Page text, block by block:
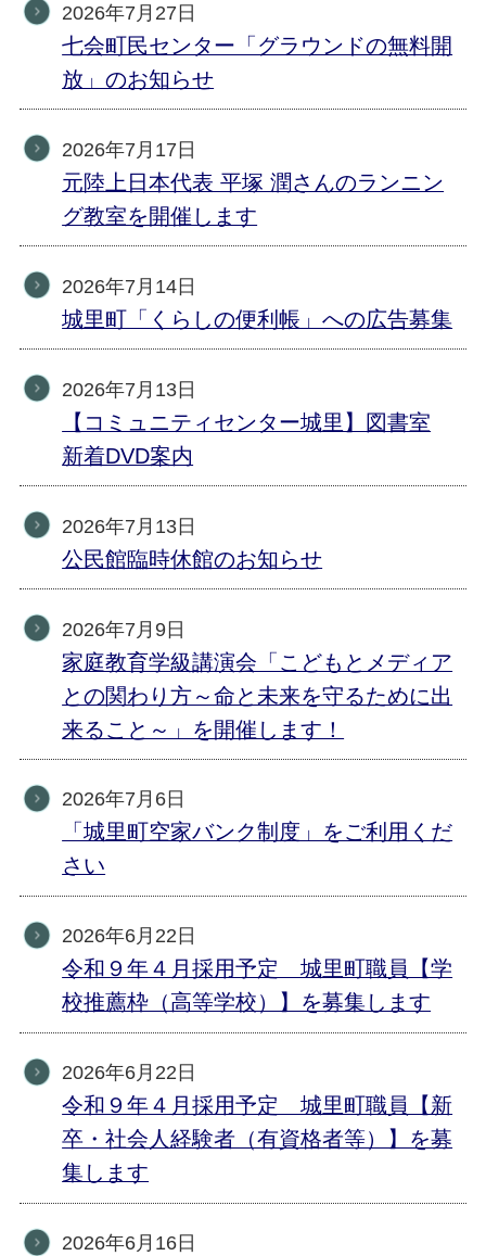
2026年7月27日
七会町民センター「グラウンドの無料開
放」のお知らせ
2026年7月17日
元陸上日本代表 平塚 潤さんのランニン
グ教室を開催します
2026年7月14日
城里町「くらしの便利帳」への広告募集
2026年7月13日
【コミュニティセンター城里】図書室
新着DVD案内
2026年7月13日
公民館臨時休館のお知らせ
2026年7月9日
家庭教育学級講演会「こどもとメディア
との関わり方～命と未来を守るために出
来ること～」を開催します！
2026年7月6日
「城里町空家バンク制度」をご利用くだ
さい
2026年6月22日
令和９年４月採用予定 城里町職員【学
校推薦枠（高等学校）】を募集します
2026年6月22日
令和９年４月採用予定 城里町職員【新
卒・社会人経験者（有資格者等）】を募
集します
2026年6月16日